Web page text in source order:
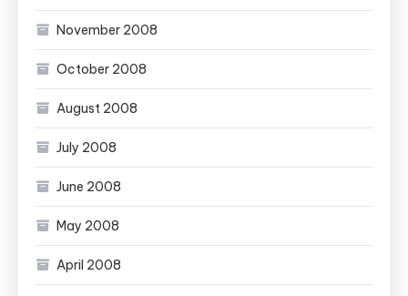
November 2008
October 2008
August 2008
July 2008
June 2008
May 2008
April 2008